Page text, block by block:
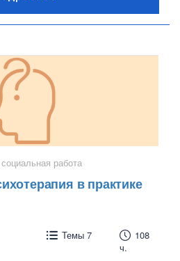
работа
в практике
Темы 7
108
ч.